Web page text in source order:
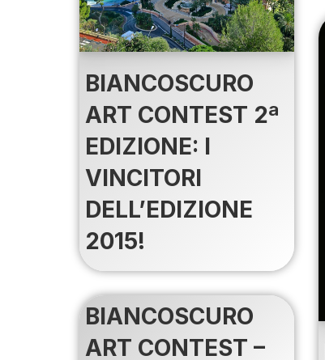
BIANCOSCURO
ART CONTEST 2ª
EDIZIONE: I
VINCITORI
DELL’EDIZIONE
2015!
BIANCOSCURO
ART CONTEST –